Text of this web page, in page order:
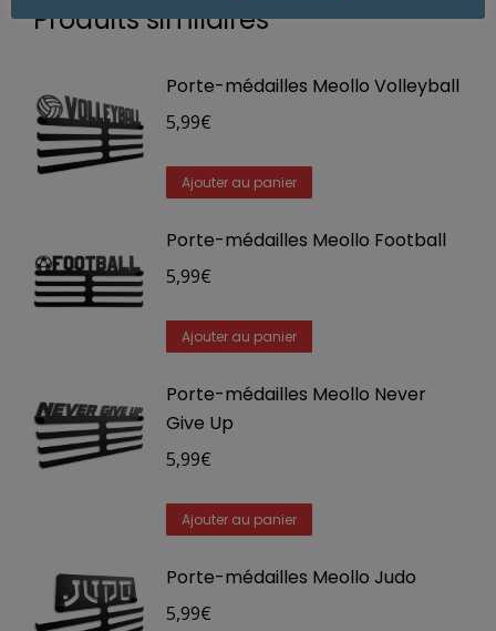
Produits similaires
Porte-médailles Meollo Volleyball
5,99€
Ajouter au panier
Porte-médailles Meollo Football
5,99€
Ajouter au panier
Porte-médailles Meollo Never
Give Up
5,99€
Ajouter au panier
Porte-médailles Meollo Judo
5,99€